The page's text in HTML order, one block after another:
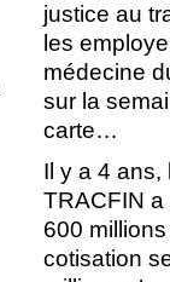
justice au
les
médecine
sur la
carte…
Il y a 4 ans,
TRACFIN a
600
cotisation